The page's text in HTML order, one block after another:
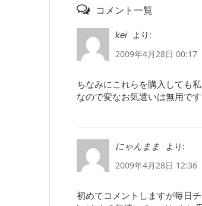
コメント一覧
kei
より:
2009年4月28日 00:17
ちなみにこれらを購入しても
なので変なお気遣いは無用で
にゃんまま
より:
2009年4月28日 12:36
初めてコメントしますが毎日